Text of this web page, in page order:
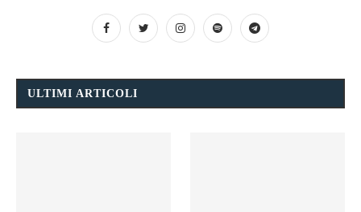
ULTIMI ARTICOLI